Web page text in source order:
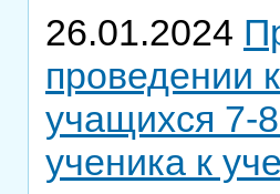
26.01.2024
проведении
учащихся 7-
ученика к